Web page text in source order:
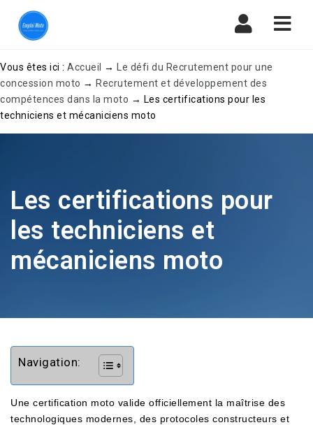
Vous êtes ici : Accueil →
Le défi du Recrutement pour une
concession moto → Recrutement et développement des
compétences dans la moto → Les certifications pour les
techniciens et mécaniciens moto
Les certifications pour
les techniciens et
mécaniciens moto
Navigation:
Une certification moto valide officiellement la maîtrise des
technologiques modernes, des protocoles constructeurs et